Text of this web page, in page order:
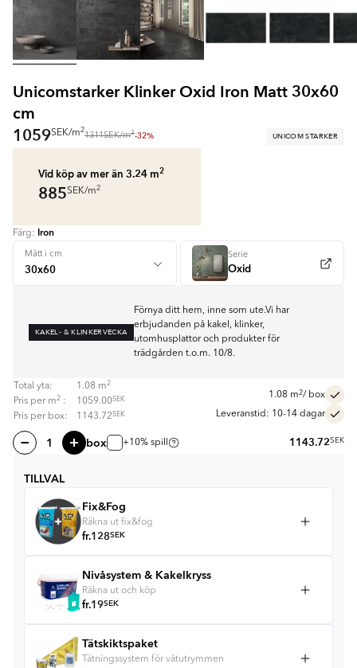
Unicomstarker Klinker Oxid Iron Matt 30x60
cm
1059SEK/m2
1311SEK/m2-32% UNICOM STARKER
Vid köp av mer än 3.24 m2
885SEK/m2
Färg: Iron
Mått i cm Serie
Oxid
KAKEL- & KLINKERVECKA
Förnya ditt hem, inne som ute.Vi har
erbjudanden på kakel, klinker,
utomhusplattor och produkter för
trädgården t.o.m. 10/8.
Total yta: 1.08 m 2
Pris per m 2 : 1059.00SEK
Pris per box: 1143.72SEK
1.08 m2/ box
Leveranstid: 10-14 dagar
box +10% spill 1143.72SEK
TILLVAL
Fix&Fog
Räkna ut fix&fog
fr.128SEK
Nivåsystem & Kakelkryss
Räkna ut och köp
fr.19SEK
Tätskiktspaket
Tätningssystem för våtutrymmen